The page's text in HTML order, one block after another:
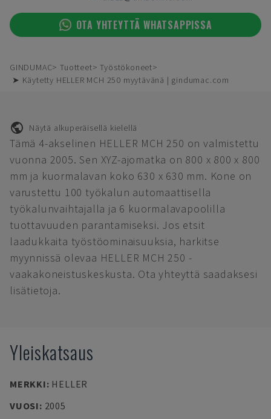
OTA YHTEYTTÄ WHATSAPPISSA
GINDUMAC Tuotteet
Työstökoneet
➤ Käytetty HELLER MCH 250 myytävänä | gindumac.com
Näytä alkuperäisellä kielellä
Tämä 4-akselinen HELLER MCH 250 on valmistettu
vuonna 2005. Sen XYZ-ajomatka on 800 x 800 x 800
mm ja kuormalavan koko 630 x 630 mm. Kone on
varustettu 100 työkalun automaattisella
työkalunvaihtajalla ja 6 kuormalavapoolilla
tuottavuuden parantamiseksi. Jos etsit
laadukkaita työstöominaisuuksia, harkitse
myynnissä olevaa HELLER MCH 250 -
vaakakoneistuskeskusta. Ota yhteyttä saadaksesi
lisätietoja.
Yleiskatsaus
MERKKI: HELLER
VUOSI: 2005